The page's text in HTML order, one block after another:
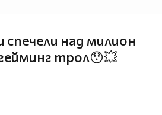
над милион
трол😯💥